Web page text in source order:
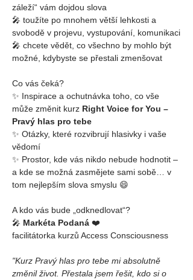
záleží“ vám dojdou slova
🎤 toužíte po mnohem větší lehkosti a
svobodě v projevu, vystupování, komunikaci
🎤 chcete vědět, co všechno by mohlo být
možné, kdybyste se přestali zmenšovat
Co vás čeká?
✨ Inspirace a ochutnávka toho, co vše
může změnit kurz Right Voice for You –
Pravý hlas pro tebe
✨ Otázky, které rozvibrují hlasivky i vaše
vědomí
✨ Prostor, kde vás nikdo nebude hodnotit –
a kde se možná zasmějete sami sobě… v
tom nejlepším slova smyslu 😄
A kdo vás bude „odknedlovat“?
🎤 Markéta Podaná ❤️
facilitátorka kurzů Access Consciousness
"Kurz Pravý hlas pro tebe mi absolutně
změnil život. Přestala jsem řešit, kdo si o